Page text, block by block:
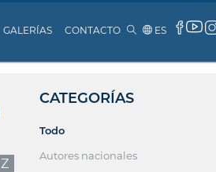
GALERÍAS CONTACTO ES
Z
CATEGORÍAS
Todo
Autores nacionales